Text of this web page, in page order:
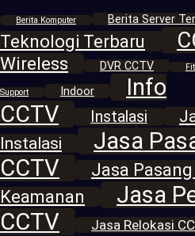
Berita Komputer Berita Server
Teknologi Terbaru
Wireless
DVR CCTV
Support Indoor
Info
CCTV
Instalasi
Instalasi
Jasa
CCTV
Jasa
Keamanan
Jasa
CCTV
Jasa Relokasi